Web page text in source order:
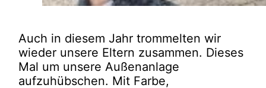
Auch in diesem Jahr trommelten wir
wieder unsere Eltern zusammen. Dieses
Mal um unsere Außenanlage
aufzuhübschen. Mit Farbe,